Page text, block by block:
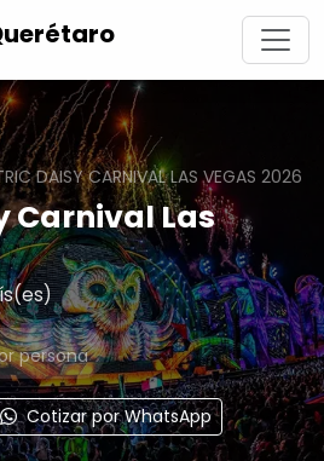
DAISY CARNIVAL LAS VEGAS 2026
Carnival Las
persona
Cotizar por WhatsApp